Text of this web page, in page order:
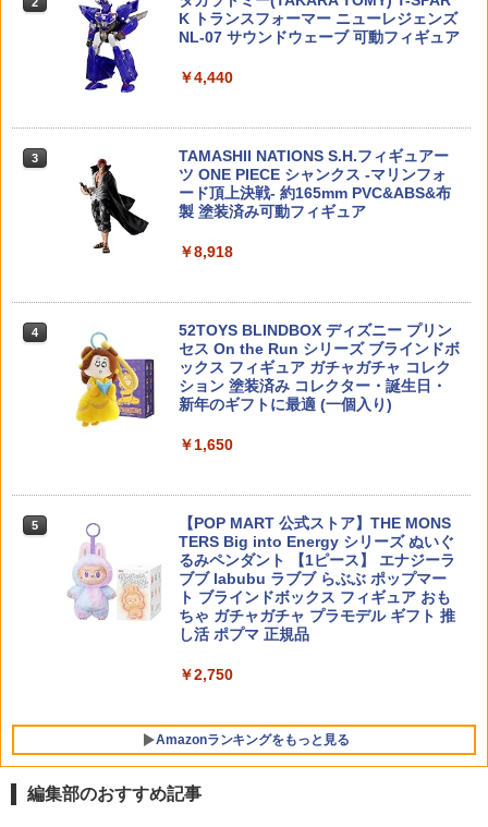
￥2,530
HG 邪虎丸 (魔神英雄伝ワタル)【新品】
￥2,607
NC31 CB400 SUPER FOUR 92 プラモ
バンダイ 新品 未組立品 新機動戦記
ガンダムW 1/144 シェンロンガンダ
ハズブロ スター・ウォーズ ブラックシ
S THE BLACK SERIES GAMING GREA
TS REPUBLIC COMMANDO SCORCH
￥7,980
ギュア 【3月予約】
￥8,380
POP UP PARADE 『空の軌跡 the 2nd』
￥1,470
ナイロンファイバーピストンヘッド◆電
動ガンメカボックス対応
￥1,880
ARK ARMAMENT タイプ フリップアッ
プ BUIS リアサイト/アイアンサイト サ
バゲー
￥1,933
ンカップ Oリング 補修や強化に！ G17
G19 G23F G26 グロック GLOCK
￥980
ボール フライングボール 本物 空飛ぶボ
￥1,580
プター【ELRS NanoTXモジュール用】
自動回避機能 USB充電式 360°回転 おも
ちゃ プレゼント 子供の日 【テレビで話
ト おもちゃ ミニドローン 大人向け 飛ぶ
￥2,530
K トランスフォーマー ニューレジェンズ
NL-07 サウンドウェーブ 可動フィギュア
￥4,440
3
TAMASHII NATIONS S.H.フィギュアー
ツ ONE PIECE シャンクス -マリンフォ
ード頂上決戦- 約165mm PVC&ABS&布
製 塗装済み可動フィギュア
￥8,918
4
52TOYS BLINDBOX ディズニー プリン
セス On the Run シリーズ ブラインドボ
ックス フィギュア ガチャガチャ コレク
ション 塗装済み コレクター・誕生日・
新年のギフトに最適 (一個入り)
￥1,650
5
【POP MART 公式ストア】THE MONS
TERS Big into Energy シリーズ ぬいぐ
るみペンダント 【1ピース】 エナジーラ
ブブ labubu ラブブ らぶぶ ポップマー
ト ブラインドボックス フィギュア おも
ちゃ ガチャガチャ プラモデル ギフト 推
し活 ポプマ 正規品
￥2,750
Amazonランキングをもっと見る
編集部のおすすめ記事